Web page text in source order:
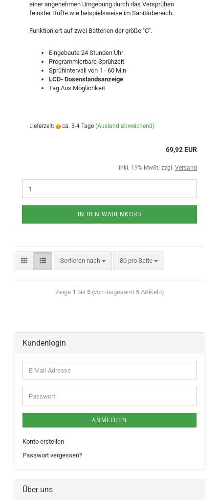
einer angenehmen Umgebung durch das Versprühen
feinster Düfte wie beispielsweise im Sanitärbereich.
Funktioniert auf zwei Batterien der größe "C".
Eingebaute 24 Stunden Uhr
Programmierbare Sprühzeit
Sprühintervall von 1 - 60 Min
LCD- Dosenstandsanzeige
Tag Aus Möglichkeit
Lieferzeit: ca. 3-4 Tage (Ausland abweichend)
69,92 EUR
inkl. 19% MwSt. zzgl. Versand
IN DEN WARENKORB
Sortieren nach 80 pro Seite
Zeige 1 bis 5(von insgesamt 5Artikeln)
Kundenlogin
ANMELDEN
Konto erstellen
Passwort vergessen?
Über uns